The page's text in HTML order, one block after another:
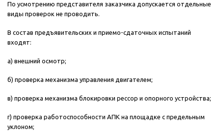
По усмотрению представителя заказчика допускается отдельные
виды проверок не проводить.
В состав предъявительских и приемо-сдаточных испытаний
входят:
а) внешний осмотр;
б) проверка механизма управления двигателем;
в) проверка механизма блокировки рессор и опорного устройства;
г) проверка работоспособности АПК на площадке с предельным
уклоном;